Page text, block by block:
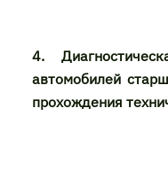
4.
автомобилей
прохождения